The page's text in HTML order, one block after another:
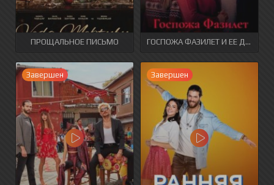
ПРОЩАЛЬНОЕ ПИСЬМО ГОСПОЖА ФАЗИЛЕТ И ЕЕ ДОЧЕРИ
Завершен Завершен